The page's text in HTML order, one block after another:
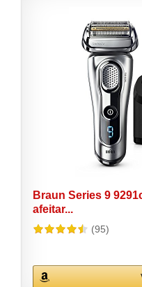
Braun Series 9
afeitar...
(95)